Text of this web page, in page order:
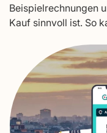
Beispielrechnungen
Kauf sinnvoll ist. So